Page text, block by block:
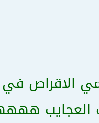
الاقراص في